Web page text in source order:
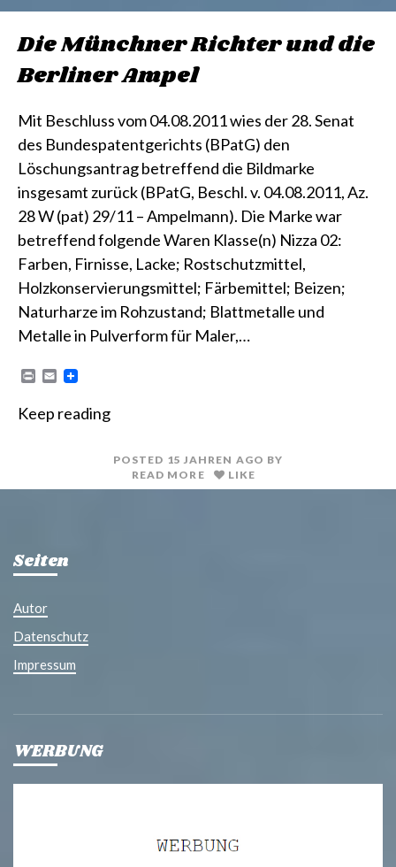
Die Münchner Richter und die
Berliner Ampel
Mit Beschluss vom 04.08.2011 wies der 28. Senat
des Bundespatentgerichts (BPatG) den
Löschungsantrag betreffend die Bildmarke
insgesamt zurück (BPatG, Beschl. v. 04.08.2011, Az.
28 W (pat) 29/11 – Ampelmann). Die Marke war
betreffend folgende Waren Klasse(n) Nizza 02:
Farben, Firnisse, Lacke; Rostschutzmittel,
Holzkonservierungsmittel; Färbemittel; Beizen;
Naturharze im Rohzustand; Blattmetalle und
Metalle in Pulverform für Maler,…
n
E
i
Keep reading
POSTED 15 JAHREN AGO BY
READ MORE
LIKE
Seiten
Autor
Datenschutz
Impressum
WERBUNG